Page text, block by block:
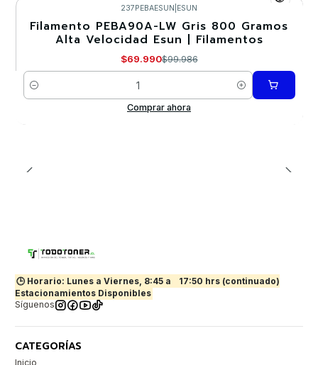
-30%
237PEBAESUN ESUN
Filamento PEBA90A-LW Gris 800 Gramos
Alta Velocidad Esun | Filamentos
$69.990$99.986
Cantidad
Comprar ahora
🕒 Horario: Lunes a Viernes, 8:45 a
17:50 hrs (continuado)
Estacionamientos Disponibles
Síguenos
CATEGORÍAS
Inicio